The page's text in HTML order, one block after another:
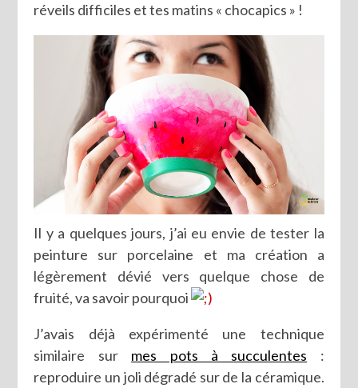
réveils difficiles et tes matins « chocapics » !
Il y a quelques jours, j’ai eu envie de tester la
peinture sur porcelaine et ma création a
légèrement dévié vers quelque chose de
fruité, va savoir pourquoi
J’avais déjà expérimenté une technique
similaire sur mes pots à succulentes :
reproduire un joli dégradé sur de la céramique.